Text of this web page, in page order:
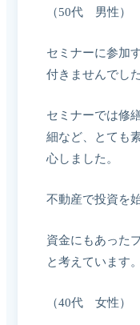
（50代 男性）
セミナーに参加
付きませんでした
セミナーでは修
細など、とても
心しました。
不動産で投資を
資金にもあった
と考えています。
（40代 女性）